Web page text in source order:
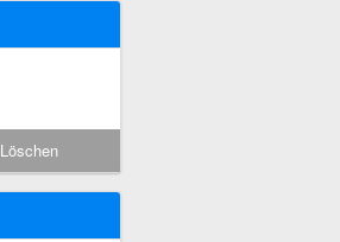
Löschen